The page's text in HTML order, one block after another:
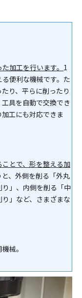
加工を行います。 1
便利な機械です。た
り、平らに削ったり
具を自動で交換でき
工にも対応できま
とで、形を整える加
、外側を削る「外丸
」、内側を削る「中
」など、さまざまな
械。